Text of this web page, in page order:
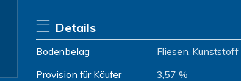
Details
Bodenbelag
Fliesen, Kunststoff
Provision für Käufer
3,57 %